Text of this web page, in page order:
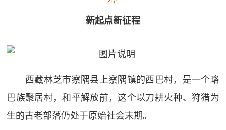
新起点新征程
西藏林芝市察隅县上察隅镇的西巴村，是一个珞
巴族聚居村，和平解放前，这个以刀耕火种、狩猎为
生的古老部落仍处于原始社会末期。